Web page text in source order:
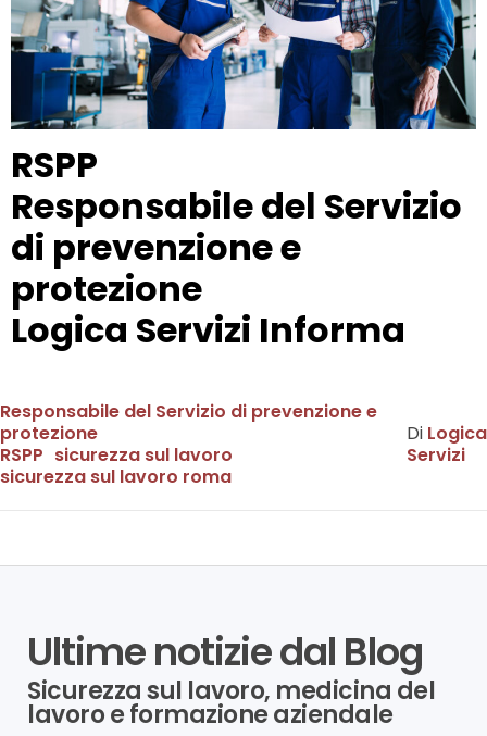
RSPP
Responsabile del Servizio
di prevenzione e
protezione
Logica Servizi Informa
Responsabile del Servizio di prevenzione e
protezione
RSPP sicurezza sul lavoro
sicurezza sul lavoro roma
Di Logica
Servizi
Ultime notizie dal Blog
Sicurezza sul lavoro, medicina del
lavoro e formazione aziendale